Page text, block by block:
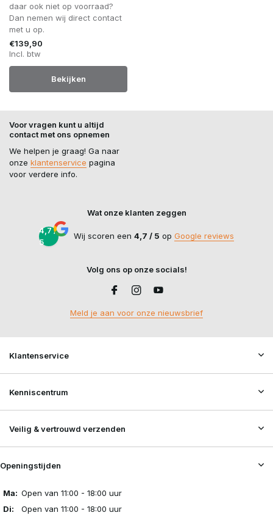
daar ook niet op voorraad?
Dan nemen wij direct contact
met u op.
€139,90
Incl. btw
Bekijken
Voor vragen kunt u altijd
contact met ons opnemen
We helpen je graag! Ga naar
onze klantenservice pagina
voor verdere info.
Wat onze klanten zeggen
4,7 /
5
Wij scoren een 4,7 / 5 op Google reviews
Volg ons op onze socials!
Meld je aan voor onze nieuwsbrief
Klantenservice
Kenniscentrum
Veilig & vertrouwd verzenden
Openingstijden
Ma: Open van 11:00 - 18:00 uur
Di:
Open van 11:00 - 18:00 uur